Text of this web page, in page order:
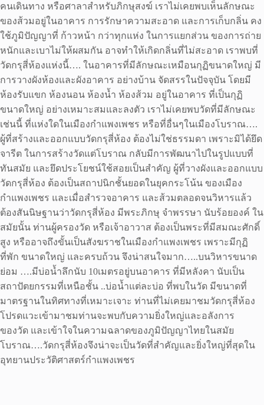
คนเดินทาง หรือศาลาสำหรับภิกษุสงฆ์ เราไม่เคยพบเห็นลักษณะ
ของส้วมอยู่ในอาคาร การรักษาความสะอาด และการเก็บกลิ่น คง
ใช้ภูมิปัญญาที่ ก้าวหน้า กว่าทุกแห่ง ในการแยกส่วน ของการถ่าย
หนักและเบาไม่ให้ผสมกัน อาจทำให้เกิดกลิ่นที่ไม่สะอาด เราพบที่
วัดกรุสี่ห้องแห่งนี้…. ในอาคารที่มีลักษณะเหมือนกุฏิขนาดใหญ่ มี
การวางผังห้องและผังอาคาร อย่างบ้าน จัดสรรในปัจจุบัน โดยมี
ห้องรับแขก ห้องนอน ห้องน้ำ ห้องส้วม อยู่ในอาคาร ที่เป็นกุฏิ
ขนาดใหญ่ อย่างเหมาะสมและลงตัว เราไม่เคยพบวัดที่มีลักษณะ
เช่นนี้ ที่แห่งใดในเมืองกำแพงเพชร หรือที่อื่นๆในเมืองโบราณ….
ผู้ที่สร้างและออกแบบวัดกรุสี่ห้อง ต้องไม่ใช่ธรรมดา เพราะมิได้ยึด
จารีต ในการสร้างวัดแต่โบราณ กลับมีการพัฒนาไปในรูปแบบที่
ทันสมัย และยึดประโยชน์ใช้สอยเป็นสำคัญ ผู้ที่วางผังและออกแบบ
วัดกรุสี่ห้อง ต้องเป็นสถาปนิกชั้นยอดในยุคกระโน้น ของเมือง
กำแพงเพชร และเมื่อสำรวจอาคาร และส้วมตลอดจนวิหารแล้ว
ต้องสันนิษฐานว่าวัดกรุสี่ห้อง มีพระภิกษุ จำพรรษา นับร้อยองค์ ใน
สมัยนั้น ท่านผู้ครองวัด หรือเจ้าอาวาส ต้องเป็นพระที่มีสมณะศักดิ์
สูง หรืออาจถึงขั้นเป็นสังฆราชในเมืองกำแพงเพชร เพราะมีกุฏิ
ที่พัก ขนาดใหญ่ และครบถ้วน จึงน่าสนใจมาก…..บนวิหารขนาด
ย่อม ….มีบ่อน้ำลึกนับ 10เมตรอยู่บนอาคาร ที่มีหลังคา นับเป็น
สถาปัตยกรรมที่เหนือชั้น ..บ่อน้ำแต่ละบ่อ ที่พบในวัด มีขนาดที่
มาตรฐานในทิศทางที่เหมาะเจาะ ท่านที่ไม่เคยมาชมวัดกรุสี่ห้อง
โปรดแวะเข้ามาชมท่านจะพบกับความยิ่งใหญ่และอลังการ
ของวัด และเข้าใจในความฉลาดของภูมิปัญญาไทยในสมัย
โบราณ….วัดกรุสี่ห้องจึงน่าจะเป็นวัดที่สำคัญและยิ่งใหญ่ที่สุดใน
อุทยานประวัติศาสตร์กำแพงเพชร